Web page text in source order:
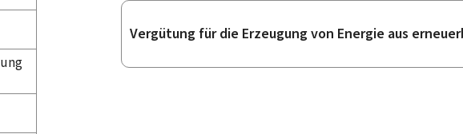
Vergütung für die Erzeugung von Energie aus